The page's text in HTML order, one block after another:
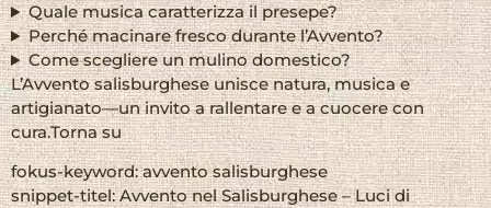
Quale musica caratterizza il presepe?
Perché macinare fresco durante l’Avvento?
Come scegliere un mulino domestico?
L’Avvento salisburghese unisce natura, musica e
artigianato—un invito a rallentare e a cuocere con
cura.Torna su
fokus-keyword: avvento salisburghese
snippet-titel: Avvento nel Salisburghese – Luci di